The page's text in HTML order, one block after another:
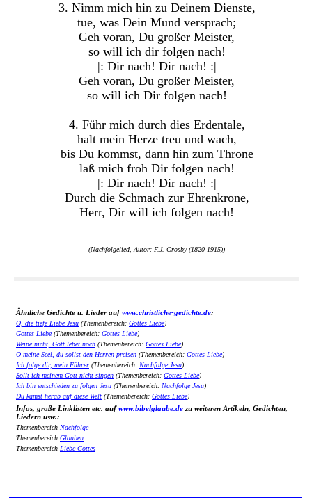
3. Nimm mich hin zu Deinem Dienste,
tue, was Dein Mund versprach;
Geh voran, Du großer Meister,
so will ich dir folgen nach!
|: Dir nach! Dir nach! :|
Geh voran, Du großer Meister,
so will ich Dir folgen nach!
4. Führ mich durch dies Erdentale,
halt mein Herze treu und wach,
bis Du kommst, dann hin zum Throne
laß mich froh Dir folgen nach!
|: Dir nach! Dir nach! :|
Durch die Schmach zur Ehrenkrone,
Herr, Dir will ich folgen nach!
(Nachfolgelied, Autor: F.J. Crosby (1820-1915))
Ähnliche Gedichte u. Lieder aufwww.christliche-gedichte.de:
O, die tiefe Liebe Jesu (Themenbereich: Gottes Liebe)
Gottes Liebe(Themenbereich: Gottes Liebe)
Weine nicht, Gott lebet noch (Themenbereich: Gottes Liebe)
O meine Seel, du sollst den Herren preisen (Themenbereich: Gottes Liebe)
Ich folge dir, mein Führer (Themenbereich: Nachfolge Jesu)
Sollt ich meinem Gott nicht singen (Themenbereich: Gottes Liebe)
Ich bin entschieden zu folgen Jesu (Themenbereich: Nachfolge Jesu)
Du kamst herab auf diese Welt (Themenbereich: Gottes Liebe)
Infos, große Linklisten etc. aufwww.bibelglaube.de zu weiteren Artikeln, Gedichten,
Liedern usw.:
Themenbereich Nachfolge
Themenbereich Glauben
Themenbereich Liebe Gottes